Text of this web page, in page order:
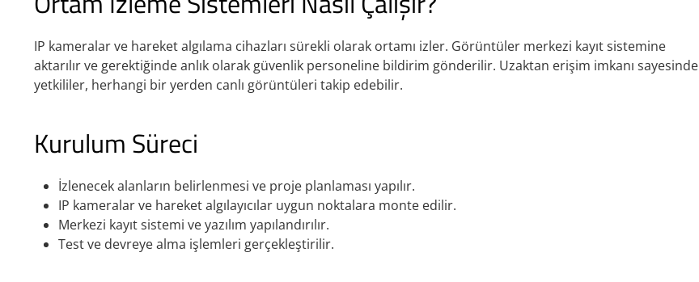
IP kameralar ve hareket algılama cihazları sürekli olarak ortamı izler. Görüntüler merkezi kayıt sistemine
aktarılır ve gerektiğinde anlık olarak güvenlik personeline bildirim gönderilir. Uzaktan erişim imkanı sayesinde
yetkililer, herhangi bir yerden canlı görüntüleri takip edebilir.
Kurulum Süreci
İzlenecek alanların belirlenmesi ve proje planlaması yapılır.
IP kameralar ve hareket algılayıcılar uygun noktalara monte edilir.
Merkezi kayıt sistemi ve yazılım yapılandırılır.
Test ve devreye alma işlemleri gerçekleştirilir.